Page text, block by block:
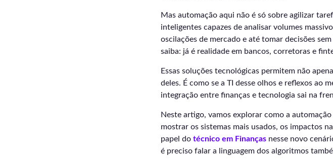
Mas automação aqui não é só sobre agilizar
inteligentes capazes de analisar volumes
oscilações de mercado e até tomar decisões
saiba: já é realidade em bancos, corretoras e
Essas soluções tecnológicas permitem não
deles. É como se a TI desse olhos e reflexos ao
integração entre finanças e tecnologia sai na
Neste artigo, vamos explorar como a
mostrar os sistemas mais usados, os impactos
papel do técnico em Finanças nesse novo
é preciso falar a linguagem dos algoritmos